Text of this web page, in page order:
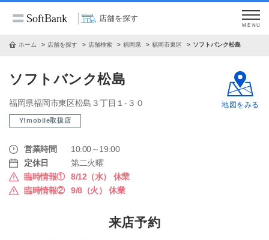
店舗を探す
MENU
ホーム 店舗を探す 店舗検索 福岡県 福岡市東区 ソフトバンク松島
ソフトバンク松島
福岡県福岡市東区松島３丁目１‐３０
Y!mobile取扱店
営業時間
10:00～19:00
定休日
第二火曜
臨時情報①
8/12（水） 休業
臨時情報②
9/8（火） 休業
地図をみる
来店予約